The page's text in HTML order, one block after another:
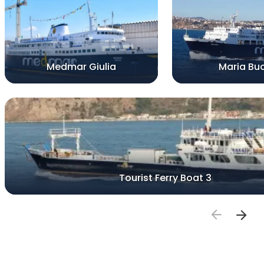
Medmar Giulia Maria
Tourist Ferry Boat 3